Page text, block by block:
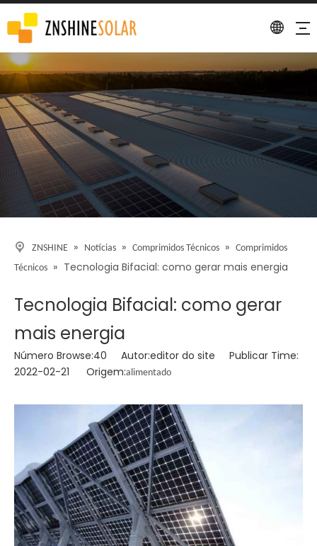
Detalhe
ZNSHINE » Notícias » Comprimidos Técnicos » Comprimidos
Técnicos » Tecnologia Bifacial: como gerar mais energia
Tecnologia Bifacial: como gerar
mais energia
Número Browse:40 Autor:editor do site Publicar Time:
2022-02-21 Origem:alimentado